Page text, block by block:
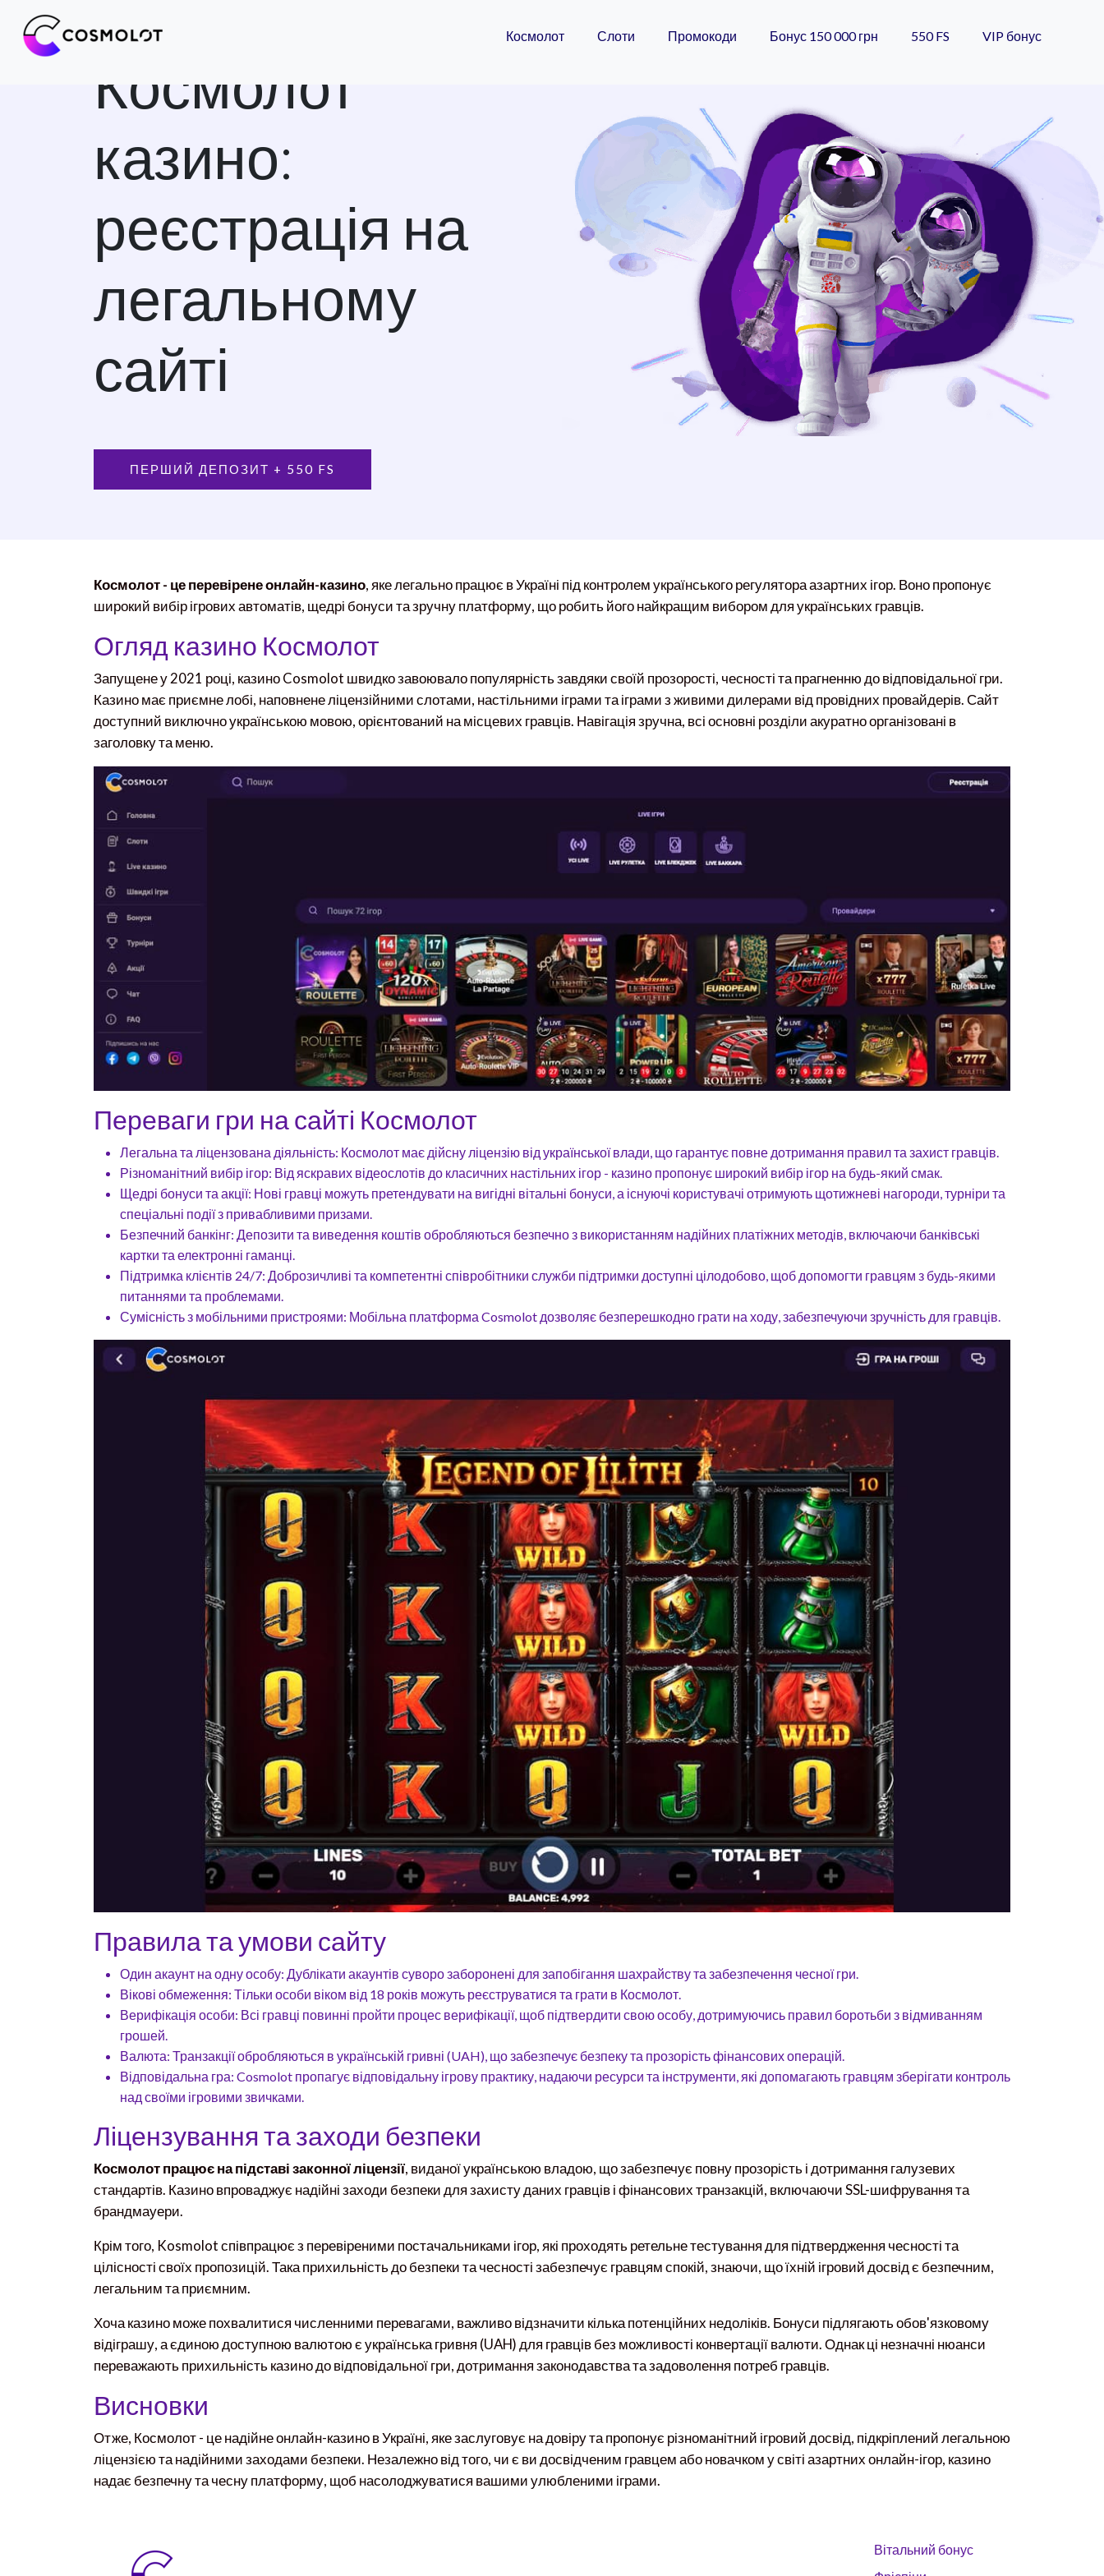
Космолот Слоти Промокоди Бонус 150 000 грн 550 FS VIP бонус
Космолот
казино:
реєстрація на
легальному
сайті
ПЕРШИЙ ДЕПОЗИТ + 550 FS
Космолот - це перевірене онлайн-казино, яке легально працює в Україні під контролем українського регулятора азартних ігор. Воно пропонує
широкий вибір ігрових автоматів, щедрі бонуси та зручну платформу, що робить його найкращим вибором для українських гравців.
Огляд казино Космолот
Запущене у 2021 році, казино Cosmolot швидко завоювало популярність завдяки своїй прозорості, чесності та прагненню до відповідальної гри.
Казино має приємне лобі, наповнене ліцензійними слотами, настільними іграми та іграми з живими дилерами від провідних провайдерів. Сайт
доступний виключно українською мовою, орієнтований на місцевих гравців. Навігація зручна, всі основні розділи акуратно організовані в
заголовку та меню.
Переваги гри на сайті Космолот
Легальна та ліцензована діяльність: Космолот має дійсну ліцензію від української влади, що гарантує повне дотримання правил та захист гравців.
Різноманітний вибір ігор: Від яскравих відеослотів до класичних настільних ігор - казино пропонує широкий вибір ігор на будь-який смак.
Щедрі бонуси та акції: Нові гравці можуть претендувати на вигідні вітальні бонуси, а існуючі користувачі отримують щотижневі нагороди, турніри та
спеціальні події з привабливими призами.
Безпечний банкінг: Депозити та виведення коштів обробляються безпечно з використанням надійних платіжних методів, включаючи банківські
картки та електронні гаманці.
Підтримка клієнтів 24/7: Доброзичливі та компетентні співробітники служби підтримки доступні цілодобово, щоб допомогти гравцям з будь-якими
питаннями та проблемами.
Сумісність з мобільними пристроями: Мобільна платформа Cosmolot дозволяє безперешкодно грати на ходу, забезпечуючи зручність для гравців.
Правила та умови сайту
Один акаунт на одну особу: Дублікати акаунтів суворо заборонені для запобігання шахрайству та забезпечення чесної гри.
Вікові обмеження: Тільки особи віком від 18 років можуть реєструватися та грати в Космолот.
Верифікація особи: Всі гравці повинні пройти процес верифікації, щоб підтвердити свою особу, дотримуючись правил боротьби з відмиванням
грошей.
Валюта: Транзакції обробляються в українській гривні (UAH), що забезпечує безпеку та прозорість фінансових операцій.
Відповідальна гра: Cosmolot пропагує відповідальну ігрову практику, надаючи ресурси та інструменти, які допомагають гравцям зберігати контроль
над своїми ігровими звичками.
Ліцензування та заходи безпеки
Космолот працює на підставі законної ліцензії, виданої українською владою, що забезпечує повну прозорість і дотримання галузевих
стандартів. Казино впроваджує надійні заходи безпеки для захисту даних гравців і фінансових транзакцій, включаючи SSL-шифрування та
брандмауери.
Крім того, Kosmolot співпрацює з перевіреними постачальниками ігор, які проходять ретельне тестування для підтвердження чесності та
цілісності своїх пропозицій. Така прихильність до безпеки та чесності забезпечує гравцям спокій, знаючи, що їхній ігровий досвід є безпечним,
легальним та приємним.
Хоча казино може похвалитися численними перевагами, важливо відзначити кілька потенційних недоліків. Бонуси підлягають обов'язковому
відіграшу, а єдиною доступною валютою є українська гривня (UAH) для гравців без можливості конвертації валюти. Однак ці незначні нюанси
переважають прихильність казино до відповідальної гри, дотримання законодавства та задоволення потреб гравців.
Висновки
Отже, Космолот - це надійне онлайн-казино в Україні, яке заслуговує на довіру та пропонує різноманітний ігровий досвід, підкріплений легальною
ліцензією та надійними заходами безпеки. Незалежно від того, чи є ви досвідченим гравцем або новачком у світі азартних онлайн-ігор, казино
надає безпечну та чесну платформу, щоб насолоджуватися вашими улюбленими іграми.
Вітальний бонус